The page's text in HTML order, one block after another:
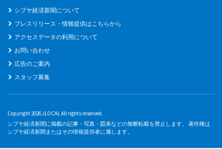
シブヤ経済新聞について
プレスリリース・情報提供はこちらから
アクセスデータの利用について
お問い合わせ
広告のご案内
スタッフ募集
Copyright 2026 JLOCAL All rights reserved.
シブヤ経済新聞に掲載の記事・写真・図表などの無断転載を禁止します。 著作権は
シブヤ経済新聞またはその情報提供者に属します。